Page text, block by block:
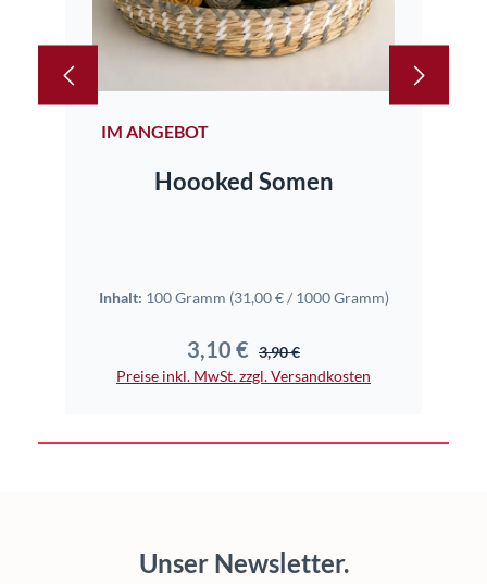
IM ANGEBOT
Hoooked Somen
Inhalt: 100 Gramm (31,00 € / 1000 Gramm)
Verkaufspreis:
3,10 € Regulärer Preis:
3,90 €
Preise inkl. MwSt. zzgl. Versandkosten
Unser Newsletter.